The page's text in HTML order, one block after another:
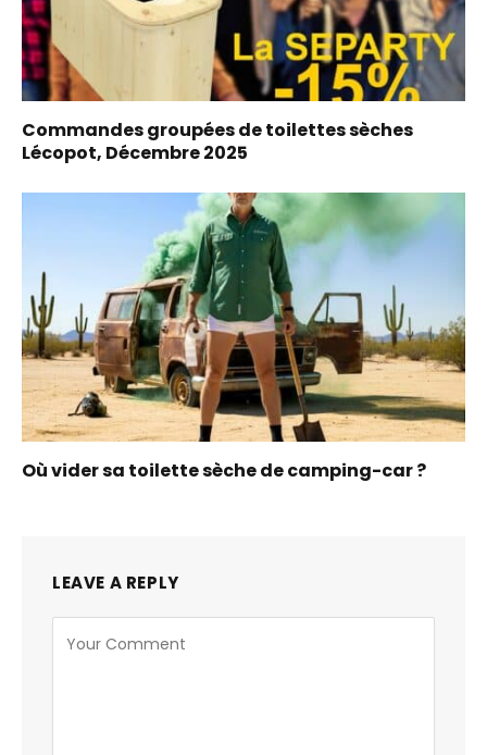
Commandes groupées de toilettes sèches
Lécopot, Décembre 2025
Où vider sa toilette sèche de camping-car ?
LEAVE A REPLY